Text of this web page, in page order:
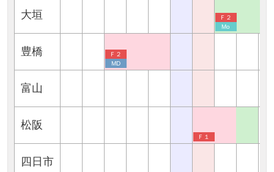
大垣
Ｆ２
Mo
豊橋
Ｆ２
MD
富山
松阪
Ｆ１
四日市